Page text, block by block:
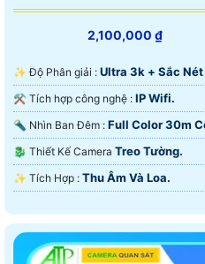
2,100,000 ₫
✨ Độ Phân giải : Ultra 3k + Sắc Nét
⚒ Tích hợp công nghệ : IP Wifi.
🔦 Nhìn Ban Đêm : Full Color 30m
🐉️ Thiết Kế Camera Treo Tường.
️✨ Tích Hợp : Thu Âm Và Loa.